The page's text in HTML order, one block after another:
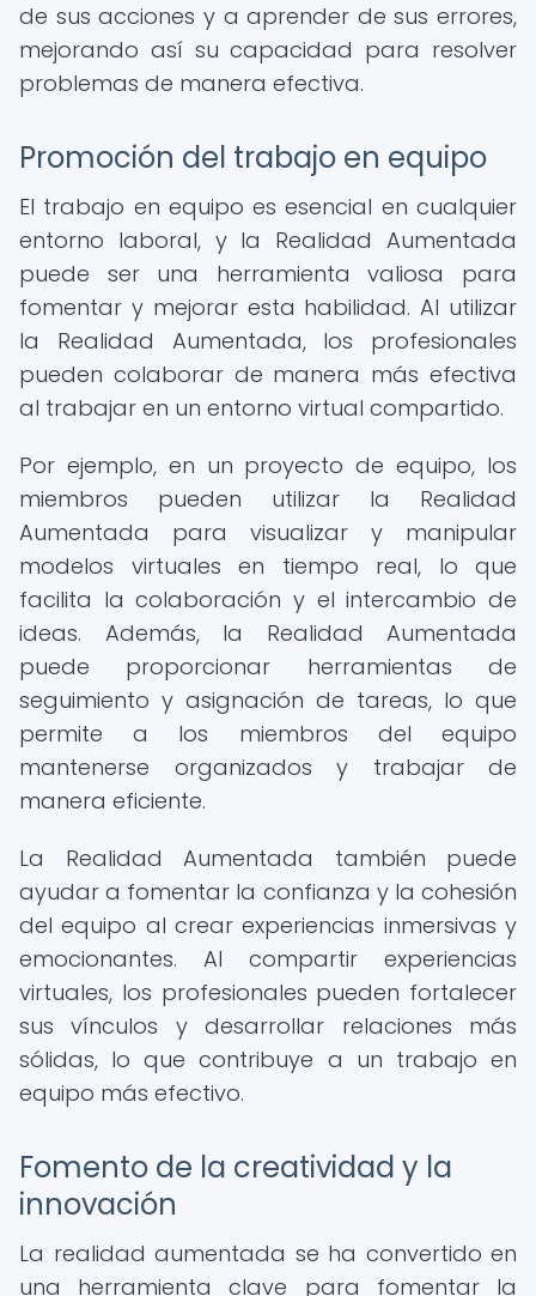
de sus acciones y a aprender de sus errores,
mejorando así su capacidad para resolver
problemas de manera efectiva.
Promoción del trabajo en equipo
El trabajo en equipo es esencial en cualquier
entorno laboral, y la Realidad Aumentada
puede ser una herramienta valiosa para
fomentar y mejorar esta habilidad. Al utilizar
la Realidad Aumentada, los profesionales
pueden colaborar de manera más efectiva
al trabajar en un entorno virtual compartido.
Por ejemplo, en un proyecto de equipo, los
miembros pueden utilizar la Realidad
Aumentada para visualizar y manipular
modelos virtuales en tiempo real, lo que
facilita la colaboración y el intercambio de
ideas. Además, la Realidad Aumentada
puede proporcionar herramientas de
seguimiento y asignación de tareas, lo que
permite a los miembros del equipo
mantenerse organizados y trabajar de
manera eficiente.
La Realidad Aumentada también puede
ayudar a fomentar la confianza y la cohesión
del equipo al crear experiencias inmersivas y
emocionantes. Al compartir experiencias
virtuales, los profesionales pueden fortalecer
sus vínculos y desarrollar relaciones más
sólidas, lo que contribuye a un trabajo en
equipo más efectivo.
Fomento de la creatividad y la
innovación
La realidad aumentada se ha convertido en
una herramienta clave para fomentar la